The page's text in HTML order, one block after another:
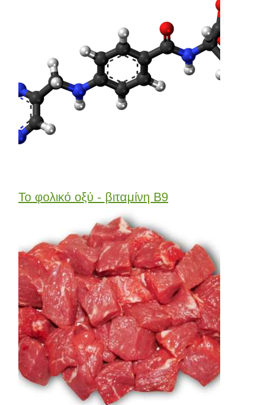
Το φολικό οξύ - βιταμίνη Β9